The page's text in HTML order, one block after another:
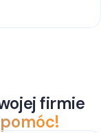
firmie